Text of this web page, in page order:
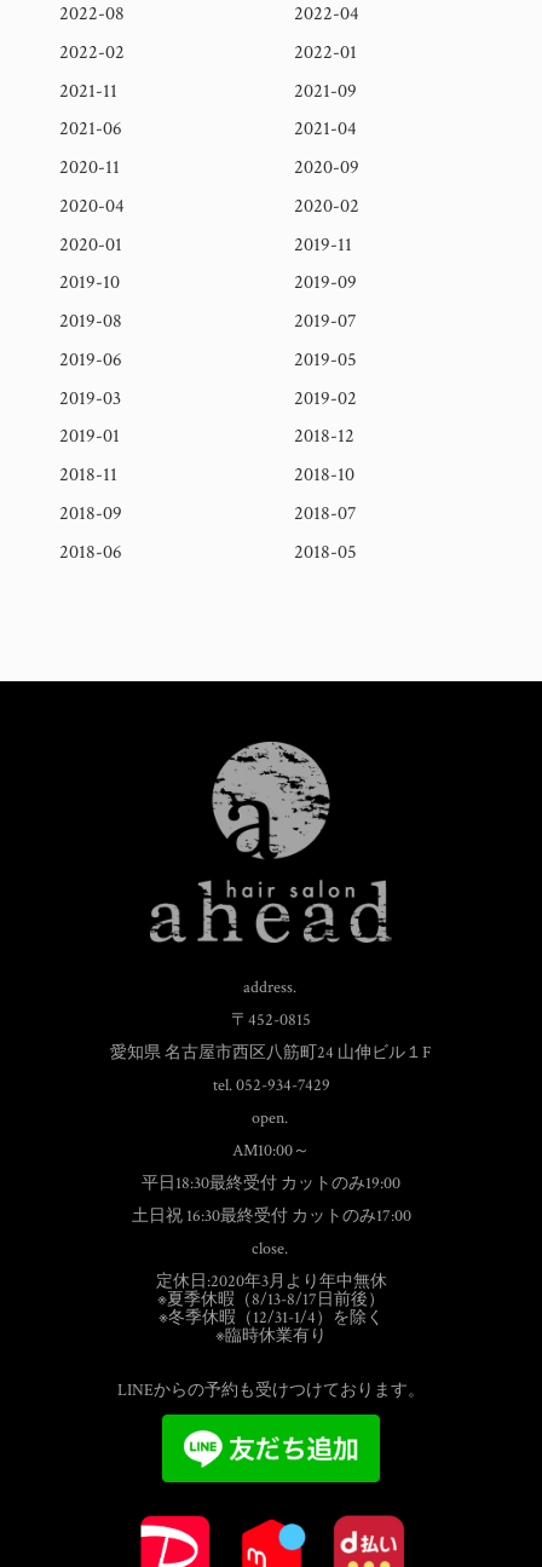
2022-08
2022-04
2022-02
2022-01
2021-11
2021-09
2021-06
2021-04
2020-11
2020-09
2020-04
2020-02
2020-01
2019-11
2019-10
2019-09
2019-08
2019-07
2019-06
2019-05
2019-03
2019-02
2019-01
2018-12
2018-11
2018-10
2018-09
2018-07
2018-06
2018-05
address.
〒452-0815
愛知県 名古屋市西区八筋町24 山伸ビル１F
tel. 052-934-7429
open.
AM10:00～
平日18:30最終受付 カットのみ19:00
土日祝 16:30最終受付 カットのみ17:00
close.
定休日:2020年3月より年中無休
※夏季休暇（8/13-8/17日前後）
※冬季休暇（12/31-1/4）を除く
※臨時休業有り
LINEからの予約も受けつけております。